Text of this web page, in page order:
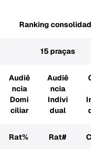
Ranking
15 praças
Audiê
ncia
Domi
ciliar
Audiê
ncia
Indivi
dual
Rat% Rat#